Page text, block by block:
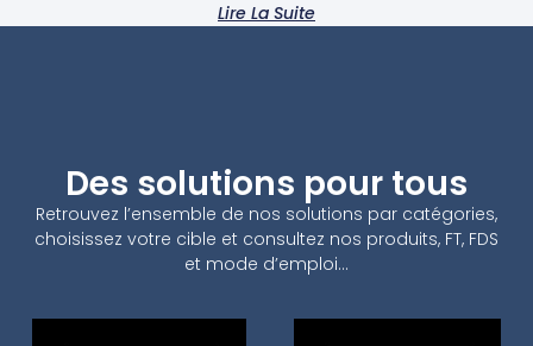
Lire La Suite
Des solutions pour tous
Retrouvez l’ensemble de nos solutions par catégories,
choisissez votre cible et consultez nos produits, FT, FDS
et mode d’emploi…